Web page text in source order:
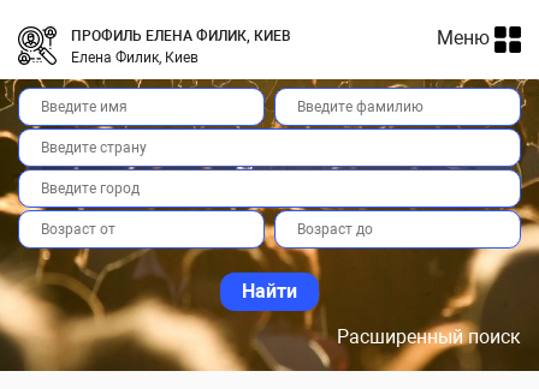
ПРОФИЛЬ ЕЛЕНА ФИЛИК, КИЕВ
Елена Филик, Киев
Меню
Расширенный поиск